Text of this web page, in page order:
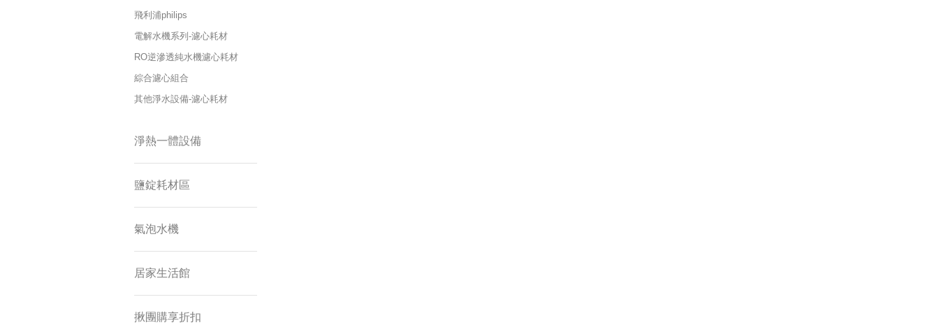
飛利浦philips
電解水機系列-濾心耗材
RO逆滲透純水機濾心耗材
綜合濾心組合
其他淨水設備-濾心耗材
淨熱一體設備
鹽錠耗材區
氣泡水機
居家生活館
揪團購享折扣